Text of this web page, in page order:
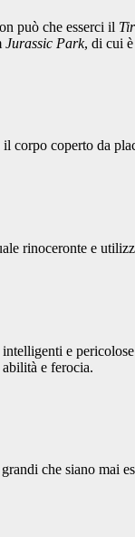
può che esserci il
Jurassic Park, di cui è
corpo coperto da
rinoceronte e
e
e ferocia.
che siano mai